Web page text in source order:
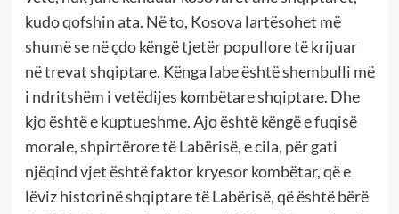
kudo qofshin ata. Në to, Kosova lartësohet më
shumë se në çdo këngë tjetër popullore të krijuar
në trevat shqiptare. Kënga labe është shembulli më
i ndritshëm i vetëdijes kombëtare shqiptare. Dhe
kjo është e kuptueshme. Ajo është këngë e fuqisë
morale, shpirtërore të Labërisë, e cila, për gati
njëqind vjet është faktor kryesor kombëtar, që e
lëviz historinë shqiptare të Labërisë, që është bërë